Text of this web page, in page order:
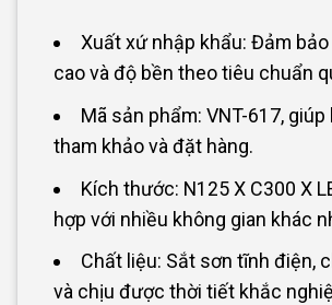
Xuất xứ nhập khẩu: Đảm
cao và độ bền theo tiêu chuẩn
Mã sản phẩm: VNT-617, giúp
tham khảo và đặt hàng.
Kích thước: N125 X C300 X
hợp với nhiều không gian khác
Chất liệu: Sắt sơn tĩnh điện,
và chịu được thời tiết khắc